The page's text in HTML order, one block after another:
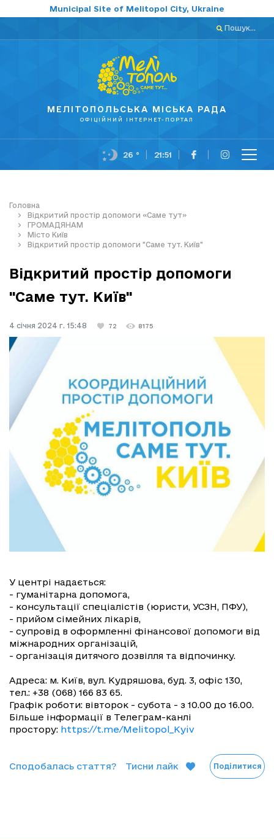
Municipal Site of Melitopol City, Ukraine
Пошук...
МЕЛІТОПОЛЬСЬКА МІСЬКА РАДА
ОФІЦІЙНИЙ ІНТЕРНЕТ-ПОРТАЛ
26 ° 21:51
Головна
Відкритий простір допомоги «Саме тут»
ГРОМАДЯНАМ
Місто Київ
Відкритий простір допомоги "Саме тут. Київ"
Відкритий простір допомоги
"Саме тут. Київ"
4 січня 2024 г. 15:48 72 8175
У центрі надається:
- гуманітарна допомога,
- консультації спеціалістів (юристи, УСЗН, ПФУ),
- прийом сімейних лікарів,
- супровід в оформленні фінансової допомоги від
міжнародних організацій,
- організація дитячого дозвілля та відпочинку.
Адреса: м. Київ, вул. Кудряшова, буд. 3, офіс 130,
тел.: +38 (068) 166 83 65.
Графік роботи: вівторок - субота - з 10.00 до 16.00.
Більше інформації в Телеграм-канлі
простору: https://t.me/Melitopol_Kyiv
Сподобалась стаття? Тисни лайк Поділитися